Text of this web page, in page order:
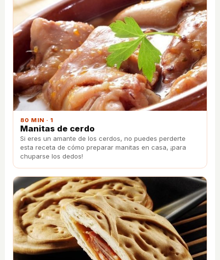
80 MIN · 1
Manitas de cerdo
Si eres un amante de los cerdos, no puedes perderte
esta receta de cómo preparar manitas en casa, ¡para
chuparse los dedos!